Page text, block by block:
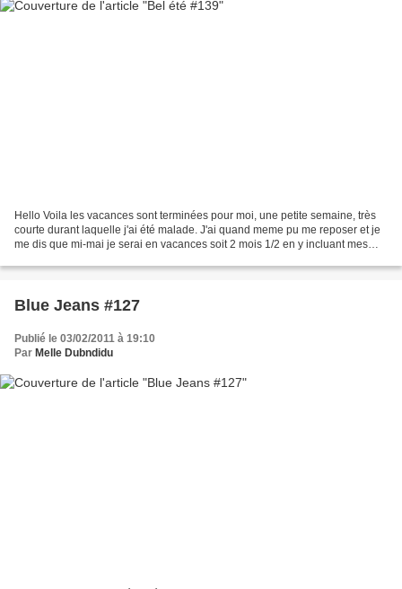
Hello Voila les vacances sont terminées pour moi, une petite semaine, très
courte durant laquelle j'ai été malade. J'ai quand meme pu me reposer et je
me dis que mi-mai je serai en vacances soit 2 mois 1/2 en y incluant mes
Blue Jeans #127
Publié le 03/02/2011 à 19:10
Par Melle Dubndidu